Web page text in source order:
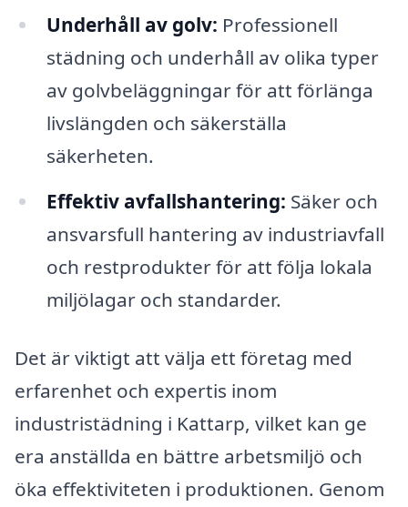
Underhåll av golv: Professionell
städning och underhåll av olika typer
av golvbeläggningar för att förlänga
livslängden och säkerställa
säkerheten.
Effektiv avfallshantering: Säker och
ansvarsfull hantering av industriavfall
och restprodukter för att följa lokala
miljölagar och standarder.
Det är viktigt att välja ett företag med
erfarenhet och expertis inom
industristädning i Kattarp, vilket kan ge
era anställda en bättre arbetsmiljö och
öka effektiviteten i produktionen. Genom